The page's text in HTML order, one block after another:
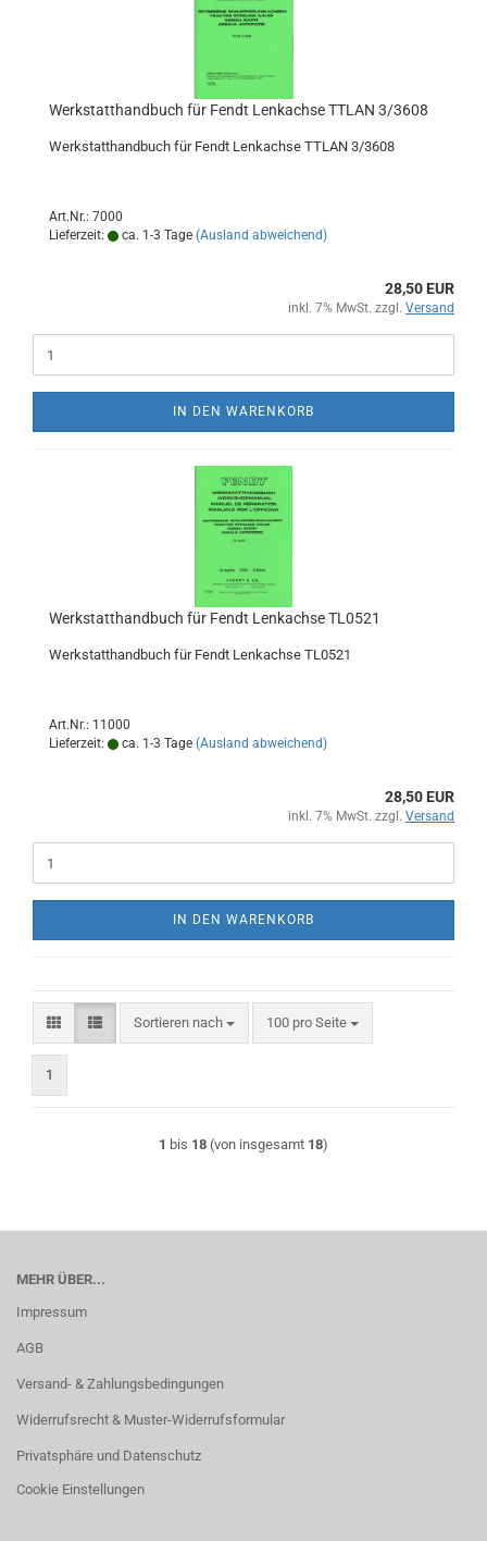
Werkstatthandbuch für Fendt Lenkachse TTLAN 3/3608
Werkstatthandbuch für Fendt Lenkachse TTLAN 3/3608
Art.Nr.: 7000
Lieferzeit:
ca. 1-3 Tage (Ausland abweichend)
28,50 EUR
inkl. 7% MwSt. zzgl. Versand
IN DEN WARENKORB
Werkstatthandbuch für Fendt Lenkachse TL0521
Werkstatthandbuch für Fendt Lenkachse TL0521
Art.Nr.: 11000
Lieferzeit:
ca. 1-3 Tage (Ausland abweichend)
28,50 EUR
inkl. 7% MwSt. zzgl. Versand
IN DEN WARENKORB
Sortieren nach
Sortieren nach 100 pro Seite
pro Seite
1
1 bis 18 (von insgesamt 18)
MEHR ÜBER...
Impressum
AGB
Versand- & Zahlungsbedingungen
Widerrufsrecht & Muster-Widerrufsformular
Privatsphäre und Datenschutz
Cookie Einstellungen